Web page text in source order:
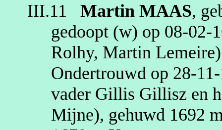
III.11 Martin MAAS,
gedoopt (w) op
Rolhy, Martin Lemeire)
Ondertrouwd op
vader Gillis Gillisz en
Mijne), gehuwd 1692